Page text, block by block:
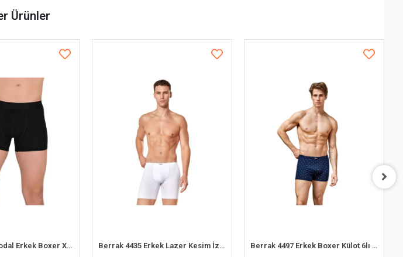
Ürünler
Berrak 4476 Modal Erkek Boxer XXL-3XL Berrak 4435 Erkek Lazer Kesim İz Yapmaz Boxer Berrak 4497 Erkek Boxer Külot 6lı Paket Karışık Renk - M